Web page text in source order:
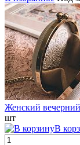
Женский
шт
В